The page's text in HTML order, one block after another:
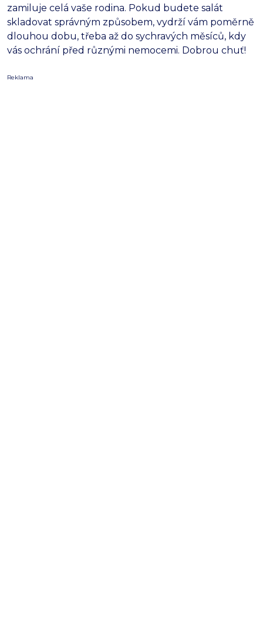
zamiluje celá vaše rodina. Pokud budete salát
skladovat správným způsobem, vydrží vám poměrně
dlouhou dobu, třeba až do sychravých měsíců, kdy
vás ochrání před různými nemocemi. Dobrou chuť!
Reklama